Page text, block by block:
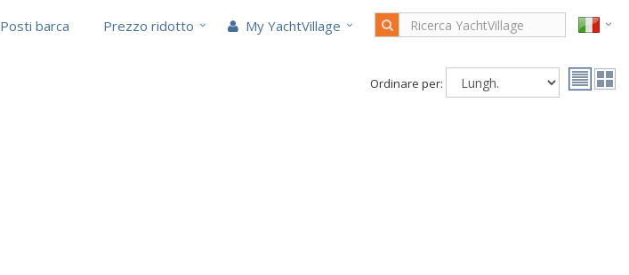
Posti barca Prezzo ridotto My YachtVillage
Ordinare per: